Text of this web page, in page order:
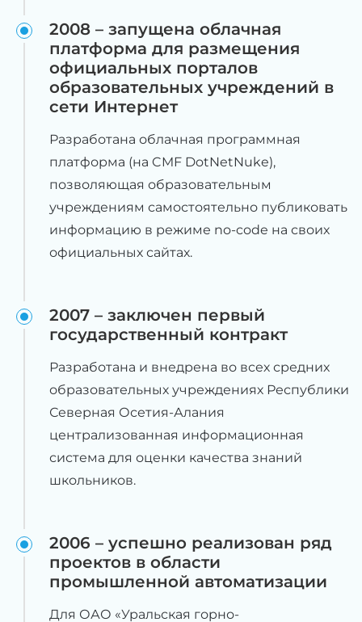
2008 – запущена облачная
платформа для размещения
официальных порталов
образовательных учреждений в
сети Интернет
Разработана облачная программная
платформа (на CMF DotNetNuke),
позволяющая образовательным
учреждениям самостоятельно публиковать
информацию в режиме no-code на своих
официальных сайтах.
2007 – заключен первый
государственный контракт
Разработана и внедрена во всех средних
образовательных учреждениях Республики
Северная Осетия-Алания
централизованная информационная
система для оценки качества знаний
школьников.
2006 – успешно реализован ряд
проектов в области
промышленной автоматизации
Для ОАО «Уральская горно-